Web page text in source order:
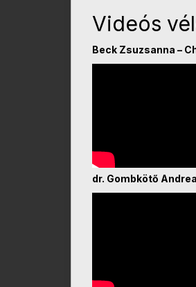
Videós
Beck Zsuzsanna –
dr. Gombkötő